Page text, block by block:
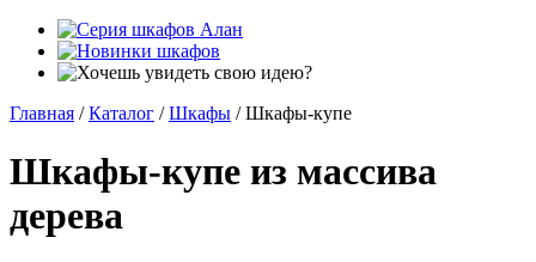
Главная / Каталог / Шкафы / Шкафы-купе
Шкафы-купе из массива
дерева